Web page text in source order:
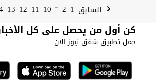
السابق 1
2
...
10
11
12
13
كن أول من يحصل على كل
حمل تطبيق شفق نيوز الان